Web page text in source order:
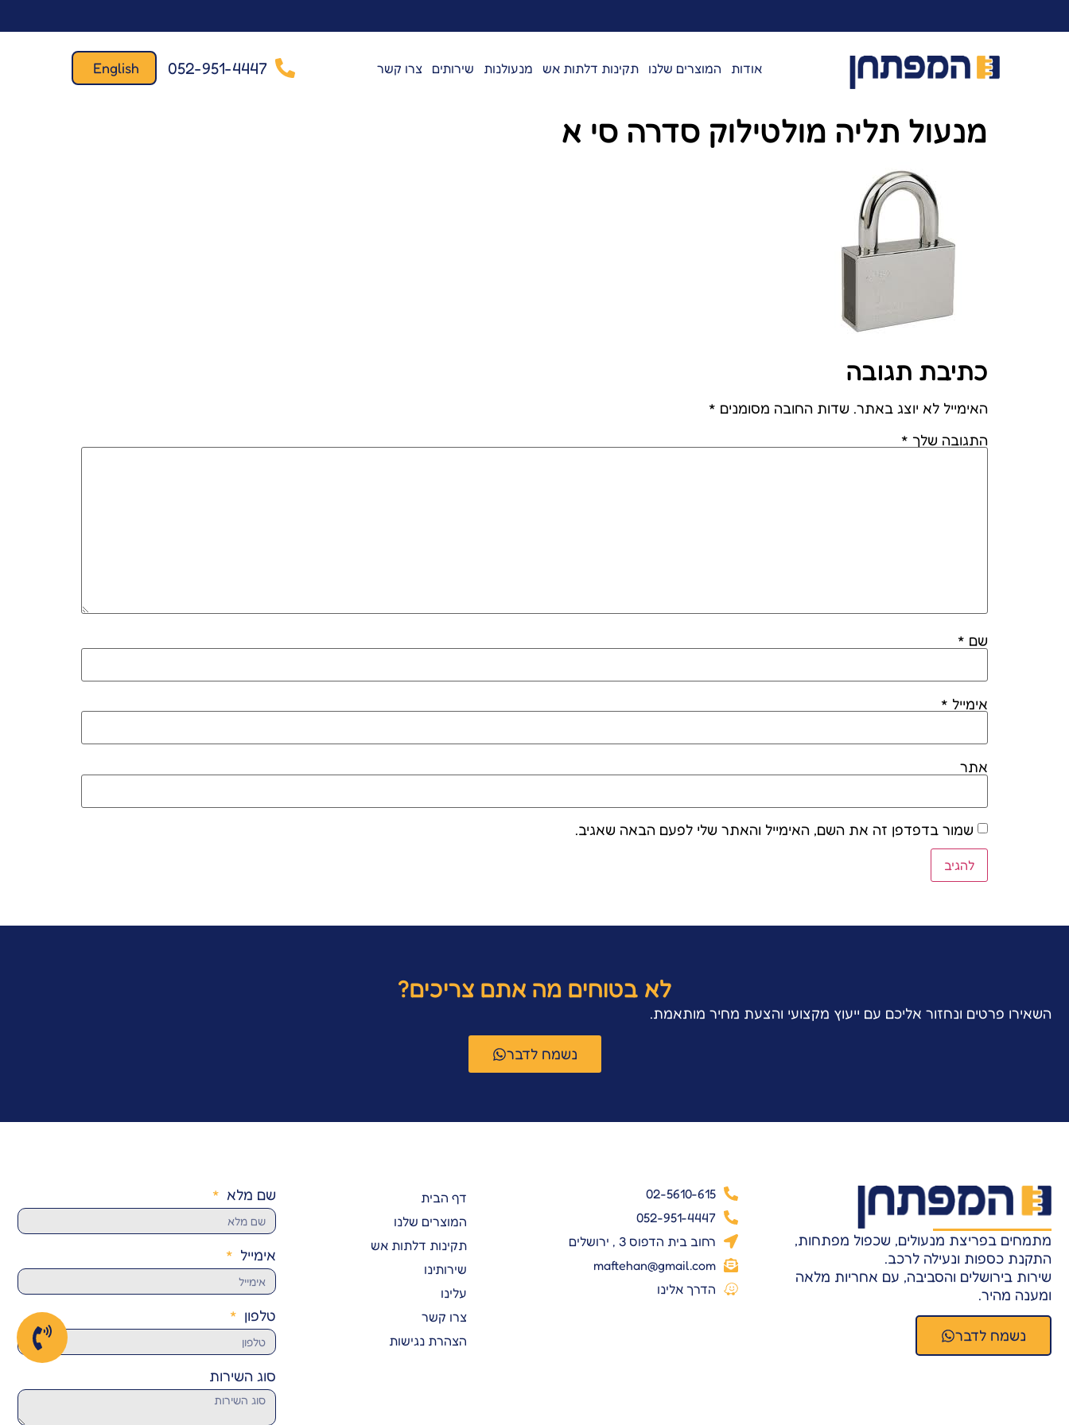
אודות המוצרים שלנו תקינות דלתות אש מנעולנות שירותים צרו קשר 052-951-4447
English
מנעול תליה מולטילוק סדרה סי א
כתיבת תגובה
האימייל לא יוצג באתר. שדות החובה מסומנים *
התגובה שלך *
שם *
אימייל *
אתר
שמור בדפדפן זה את השם, האימייל והאתר שלי לפעם הבאה שאגיב.
לא בטוחים מה אתם צריכים?
השאירו פרטים ונחזור אליכם עם ייעוץ מקצועי והצעת מחיר מותאמת.
נשמח לדבר
מתמחים בפריצת מנעולים, שכפול מפתחות,
התקנת כספות ונעילה לרכב.
שירות בירושלים והסביבה, עם אחריות מלאה
ומענה מהיר.
נשמח לדבר
02-5610-615
052-951-4447
רחוב בית הדפוס 3 , ירושלים
maftehan@gmail.com
הדרך אלינו
דף הבית
המוצרים שלנו
תקינות דלתות אש
שירותינו
עלינו
צרו קשר
הצהרת נגישות
שם מלא
אימייל
טלפון
סוג השירות